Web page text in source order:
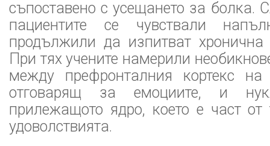
съпоставено с усещането за болка.
пациентите се чувствали
продължили да изпитват
При тях учените намерили
между префронталния кортекс
отговарящ за емоциите, и
прилежащото ядро, което е част от
удоволствията.